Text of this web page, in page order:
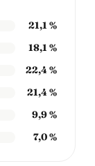
21,1 %
18,1 %
22,4 %
21,4 %
9,9 %
7,0 %